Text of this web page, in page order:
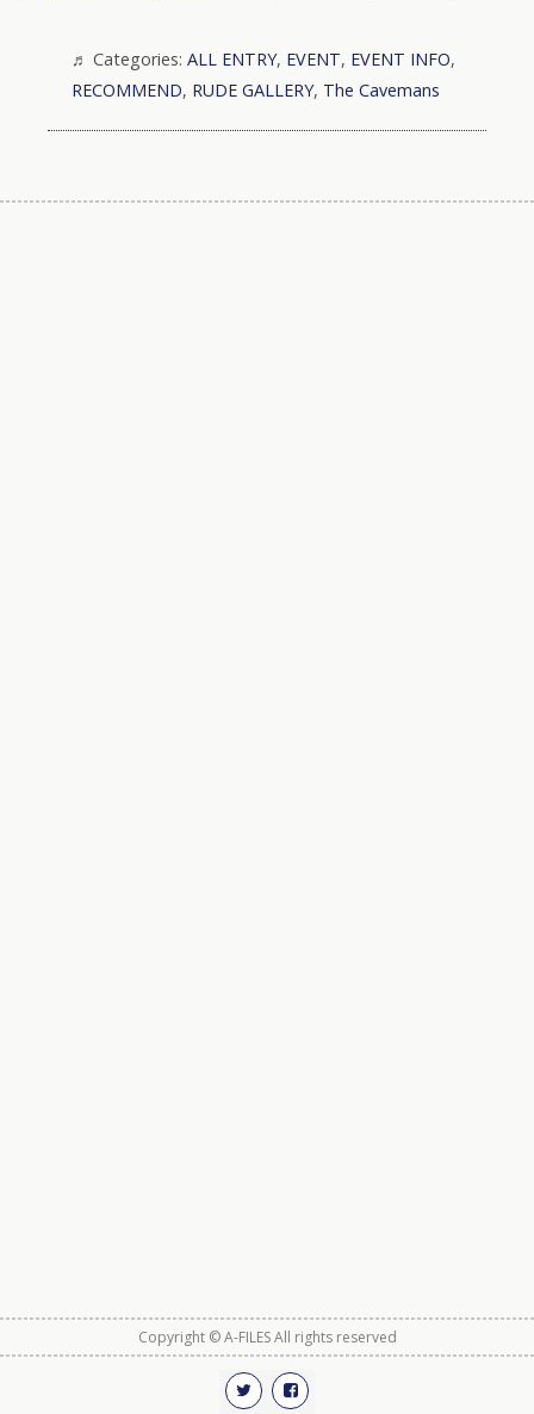
Categories: ALL ENTRY, EVENT, EVENT INFO,
RECOMMEND, RUDE GALLERY, The Cavemans
Copyright © A-FILES All rights reserved